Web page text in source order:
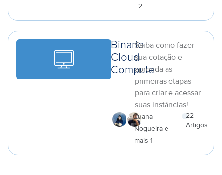
2
Binario
Cloud
Compute
Saiba como fazer
sua cotação e
aprenda as
primeiras etapas
para criar e acessar
suas instâncias!
Luana
Nogueira e
mais 1
22
Artigos